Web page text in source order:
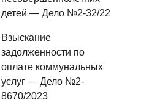
детей — Дело №2-32/22
Взыскание
задолженности по
оплате коммунальных
услуг — Дело №2-
8670/2023